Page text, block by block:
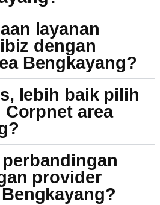
layanan
dengan
Bengkayang?
lebih baik pilih
area
provider